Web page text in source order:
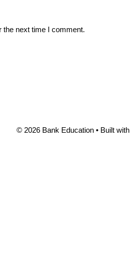
the next time I comment.
© 2026 Bank Education• Built with